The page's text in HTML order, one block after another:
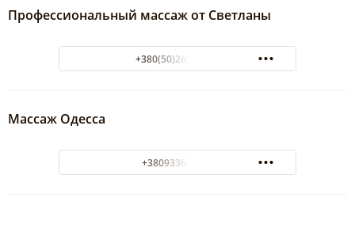
Профессиональный массаж от Светланы
+380(50)265-07-09
Массаж Одесса
+380933624863